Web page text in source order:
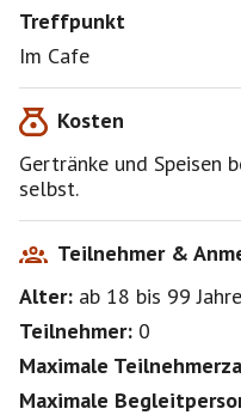
Treffpunkt
Im Cafe
Kosten
Gertränke und
selbst.
Teilnehmer &
Alter: ab 18 bis 99Jahre
Teilnehmer: 0
Maximale
Maximale